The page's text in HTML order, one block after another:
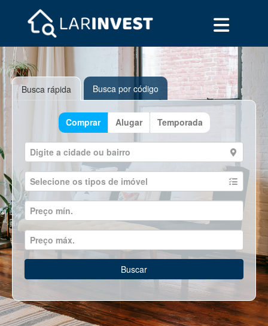
Busca rápida Busca por código
Comprar Alugar Temporada